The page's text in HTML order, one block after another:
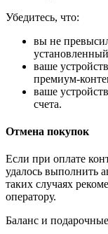
Убедитесь, что:
вы не
ваше
премиум-
ваше
счета.
Отмена покупок
Если при оплате
удалось выполнить
таких случаях
оператору.
Баланс и